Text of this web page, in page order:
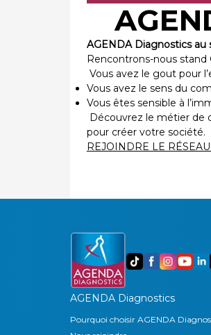
AGENDA Diagnostics au
Rencontrons-nous stand
Vous avez le gout pour
Vous avez le sens du
Vous êtes sensible à
Découvrez le métier de
pour créer votre société.
REJOINDRE LE
AGENDA Diagnostics
Pourquoi choisir AGENDA